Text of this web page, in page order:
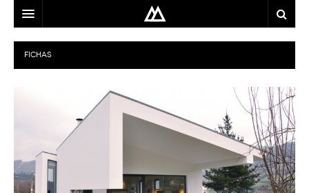
ARQUITECTO
LOCALIZACIÓN
EQUIPO
BLOG
FICHAS